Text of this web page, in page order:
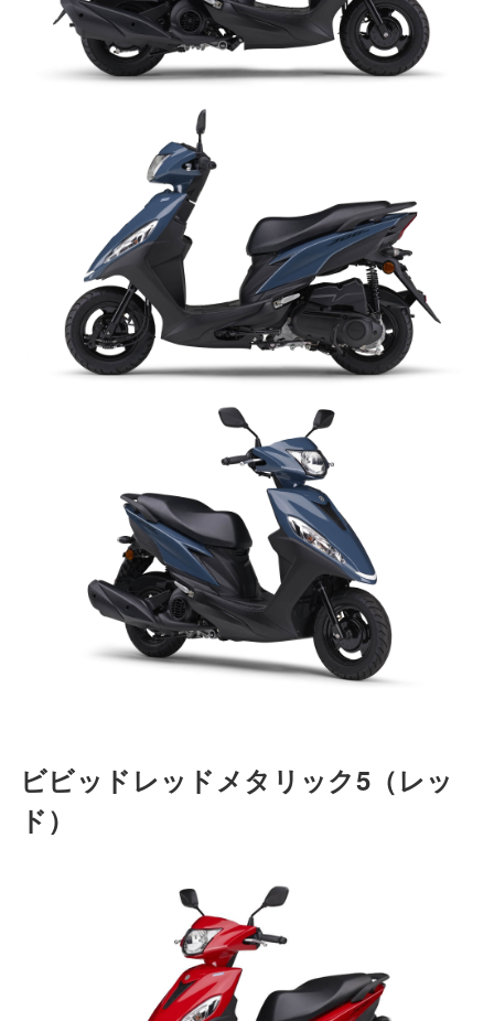
ビビッドレッドメタリック5 （レッ
ド）